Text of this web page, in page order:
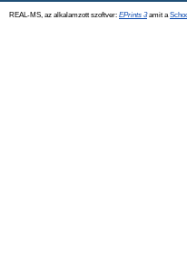
REAL-MS, az alkalamzott szoftver: EPrints 3amit a